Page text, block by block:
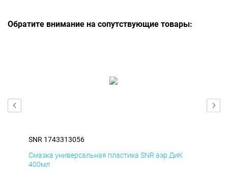
Обратите внимание на сопутствующие товары:
SNR 1743313056
Смазка универсальная пластика SNR аэр ДиК
400мл